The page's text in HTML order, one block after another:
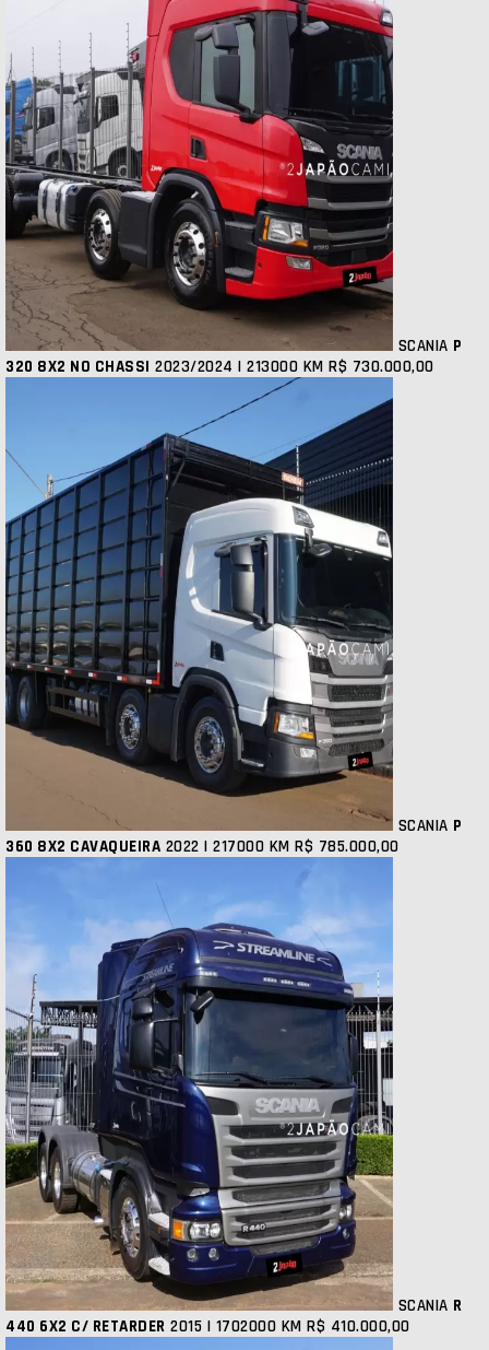
SCANIA P
320 8X2 NO CHASSI 2023/2024 | 213000 KM R$ 730.000,00
SCANIA P
360 8X2 CAVAQUEIRA 2022 | 217000 KM R$ 785.000,00
SCANIA R
440 6X2 C/ RETARDER 2015 | 1702000 KM R$ 410.000,00